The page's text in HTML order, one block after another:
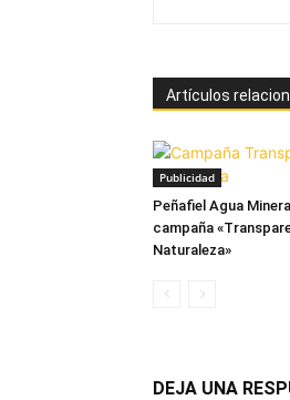
Artículos
Publicidad
Peñafiel Agua
campaña
Naturaleza»
DEJA UNA